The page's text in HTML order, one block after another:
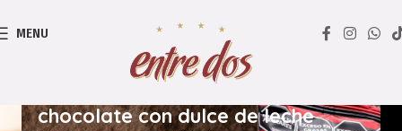
MENU
chocolate con dulce de leche